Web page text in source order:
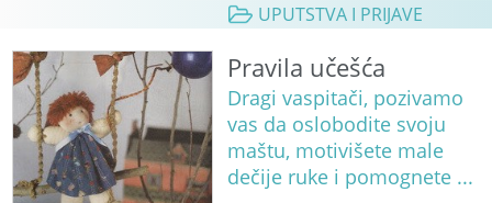
UPUTSTVA I PRIJAVE
Pravila učešća
Dragi vaspitači, pozivamo
vas da oslobodite svoju
maštu, motivišete male
dečije ruke i pomognete ...